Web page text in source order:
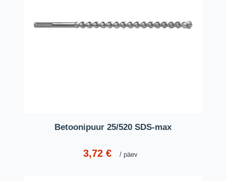
Betoonipuur 25/520 SDS-max
3,72 € päev